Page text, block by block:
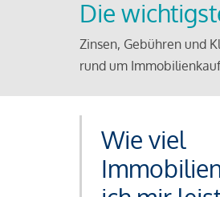
Die
Zinsen, Gebühren und
rund um
Wie viel